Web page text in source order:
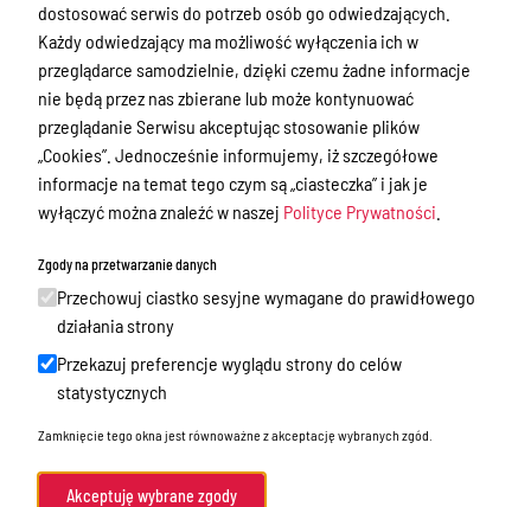
Poradnik Interesanta
Informacje o naborze
Zamówienia Publiczne
Tablica ogłoszeń
Dyżury Aptek w Powiecie Ostródzkim
Akty Prawne
Rejestry, ewidencje i archiwa
Budżet
Organizacja działania samorządu
powiatowego
Organy Powiatu
dostosować serwis do potrzeb osób go odwiedzających.
Każdy odwiedzający ma możliwość wyłączenia ich w
przeglądarce samodzielnie, dzięki czemu żadne informacje
nie będą przez nas zbierane lub może kontynuować
przeglądanie Serwisu akceptując stosowanie plików
„Cookies”. Jednocześnie informujemy, iż szczegółowe
informacje na temat tego czym są „ciasteczka” i jak je
wyłączyć można znaleźć w naszej Polityce Prywatności
Zgody na przetwarzanie danych
Przechowuj ciastko sesyjne wymagane do prawidłowego
działania strony
Przekazuj preferencje wyglądu strony do celów
statystycznych
Zamknięcie tego okna jest równoważne z akceptację wybranych zgód.
Akceptuję wybrane zgody